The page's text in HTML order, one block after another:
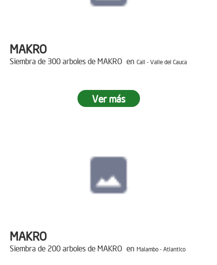
MAKRO
Siembra de 300 arboles de MAKRO en Cali - Valle del Cauca
Ver más
MAKRO
Siembra de 200 arboles de MAKRO en Malambo - Atlantico